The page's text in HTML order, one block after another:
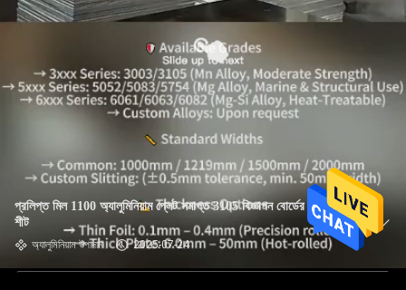
প্রলিপ্ত মিল 1100 অ্যালুমিনিয়াম প্লেট সমাপ্ত 3105 বিজ্ঞাপন বোর্ডের জন্য আঁকা
শীট
অ্যালুমিনিয়াম উপাদান 2025-07-24